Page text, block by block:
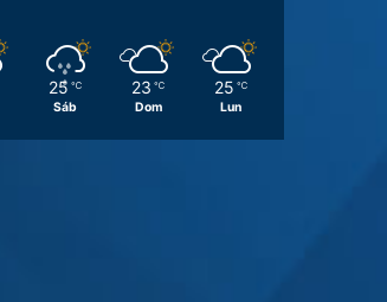
25 ℃
Sáb
23 ℃
Dom
25 ℃
Lun